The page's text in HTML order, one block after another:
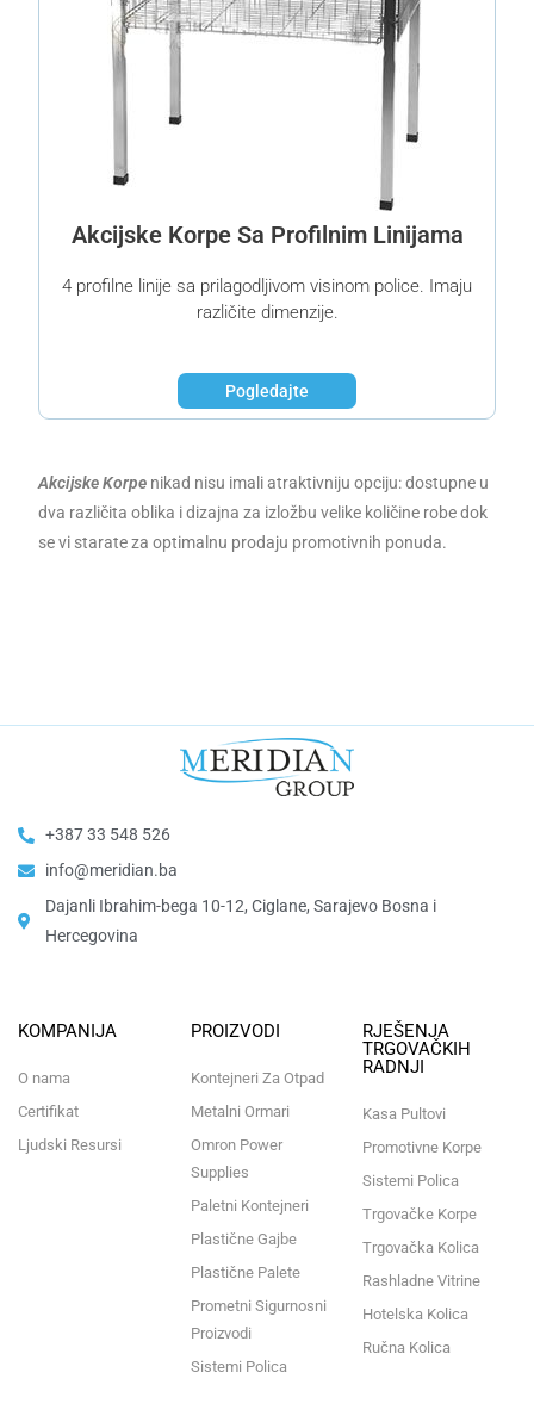
Akcijske Korpe Sa Profilnim Linijama
4 profilne linije sa prilagodljivom visinom police. Imaju
različite dimenzije.
Pogledajte
Akcijske Korpe nikad nisu imali atraktivniju opciju: dostupne u
dva različita oblika i dizajna za izložbu velike količine robe dok
se vi starate za optimalnu prodaju promotivnih ponuda.
+387 33 548 526
info@meridian.ba
Dajanli Ibrahim-bega 10-12, Ciglane, Sarajevo Bosna i
Hercegovina​
KOMPANIJA
O nama
Certifikat
Ljudski Resursi
PROIZVODI
Kontejneri Za Otpad
Metalni Ormari
Omron Power
Supplies
Paletni Kontejneri
Plastične Gajbe
Plastične Palete
Prometni Sigurnosni
Proizvodi
Sistemi Polica
RJEŠENJA
TRGOVAČKIH
RADNJI
Kasa Pultovi
Promotivne Korpe
Sistemi Polica
Trgovačke Korpe
Trgovačka Kolica
Rashladne Vitrine
Hotelska Kolica
Ručna Kolica